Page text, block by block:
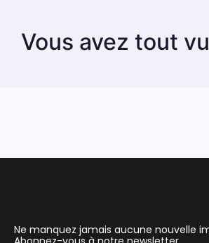
Vous avez tout
Ne manquez jamais aucune nouvelle